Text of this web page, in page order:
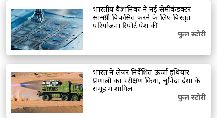
अगले कुछ सालों में 40-45 अरब अमेरिकी डॉलर तक
पहुंचने का अनुमानः डॉ. जितेंद्र सिंह
नेपाल में फिर
मानसून सक्रिय, कई जगह भारी बारिश, बर्फबारी की
संभावना
भारतीय वैज्ञानिकों ने नई सेमीकंडक्टर
सामग्री विकसित करने के लिए विस्तृत
परियोजना रिपोर्ट पेश की
फुल स्टोरी
भारत ने लेजर निर्देशित ऊर्जा हथियार
प्रणाली का परीक्षण किया, चुनिंदा देशों के
समूह में शामिल
फुल स्टोरी